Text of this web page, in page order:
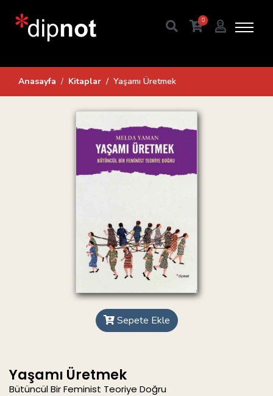
0
Anasayfa Kitaplar Yaşamı Üretmek
Sepete Ekle
Yaşamı Üretmek
Bütüncül Bir Feminist Teoriye Doğru